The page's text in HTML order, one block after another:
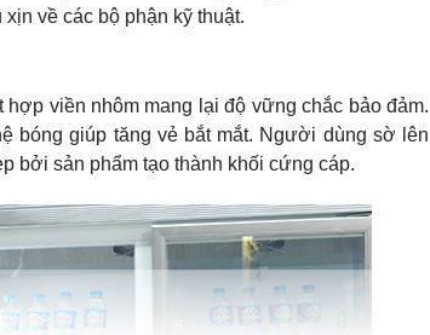
về các bộ phận kỹ thuật.
viền nhôm mang lại độ vững chắc bảo đảm.
bóng giúp tăng vẻ bắt mắt. Người dùng sờ lên
bởi sản phẩm tạo thành khối cứng cáp.